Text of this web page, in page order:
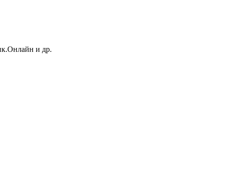
и др.